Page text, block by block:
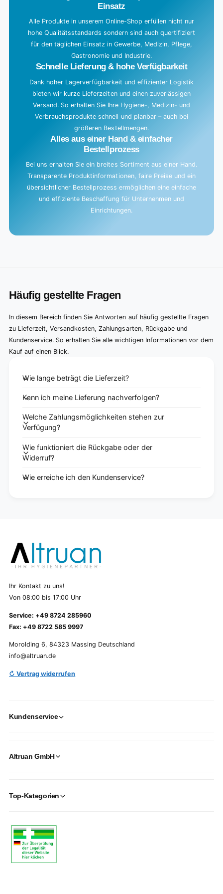
Einsatz
Alle Produkte in unserem Online-Shop erfüllen nicht nur
hohe Qualitätsstandards sondern sind auch quertifiziert
für den täglichen Einsatz in Gewerbe, Medizin, Pflege,
Gastronomie und Industrie.
Schnelle Lieferung & hohe Verfügbarkeit
Dank hoher Lagerverfügbarkeit und effizienter Logistik
bieten wir kurze Lieferzeiten und einen zuverlässigen
Versand. So erhalten Sie Ihre Hygiene-, Medizin- und
Verbrauchsprodukte schnell und planbar – auch bei
größeren Bestellmengen.
Alles aus einer Hand & einfacher
Bestellprozess
Bei uns erhalten Sie ein breites Sortiment aus einer Hand.
Transparente Produktinformationen, faire Preise und ein
übersichtlicher Bestellprozess ermöglichen eine einfache
und effiziente Beschaffung für Unternehmen und
Einrichtungen.
Häufig gestellte Fragen
In diesem Bereich finden Sie Antworten auf häufig gestellte Fragen
zu Lieferzeit, Versandkosten, Zahlungsarten, Rückgabe und
Kundenservice. So erhalten Sie alle wichtigen Informationen vor dem
Kauf auf einen Blick.
Wie lange beträgt die Lieferzeit?
Kann ich meine Lieferung nachverfolgen?
Welche Zahlungsmöglichkeiten stehen zur
Verfügung?
Wie funktioniert die Rückgabe oder der
Widerruf?
Wie erreiche ich den Kundenservice?
Ihr Kontakt zu uns!
Von 08:00 bis 17:00 Uhr
Service: +49 8724 285960
Fax: +49 8722 585 9997
Morolding 6, 84323 Massing Deutschland
info@altruan.de
↻ Vertrag widerrufen
Kundenservice
Altruan GmbH
Top-Kategorien